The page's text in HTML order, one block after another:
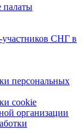
палаты
участников СНГ в
персональных
cookie
организации